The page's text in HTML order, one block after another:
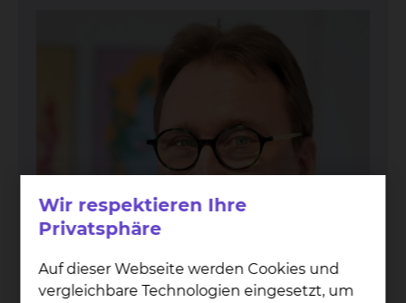
Wir respektieren Ihre
Privatsphäre
Auf dieser Webseite werden Cookies und
vergleichbare Technologien eingesetzt, um